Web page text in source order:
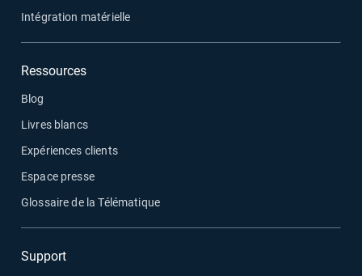
Intégration matérielle
Ressources
Blog
Livres blancs
Expériences clients
Espace presse
Glossaire de la Télématique
Support